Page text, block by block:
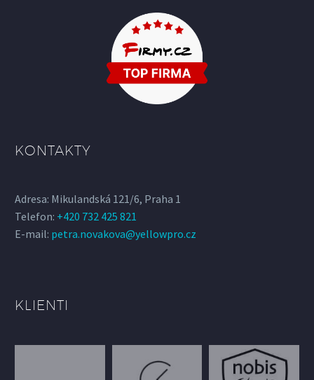
KONTAKTY
Adresa: Mikulandská 121/6, Praha 1
Telefon: +420 732 425 821
E-mail: petra.novakova@yellowpro.cz
KLIENTI